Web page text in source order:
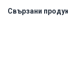
Свързани